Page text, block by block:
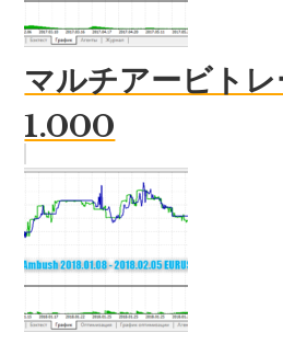
マルチアービト
1.000